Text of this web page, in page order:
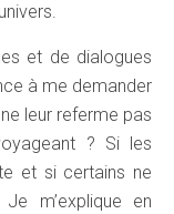
et de dialogues
à me demander
leur referme pas
? Si les
et si certains ne
m’explique en